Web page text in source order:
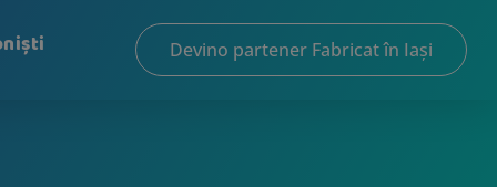
Devino partener Fabricat în Iași